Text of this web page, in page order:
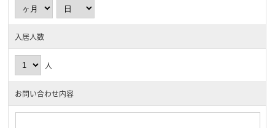
入居人数
人
お問い合わせ内容